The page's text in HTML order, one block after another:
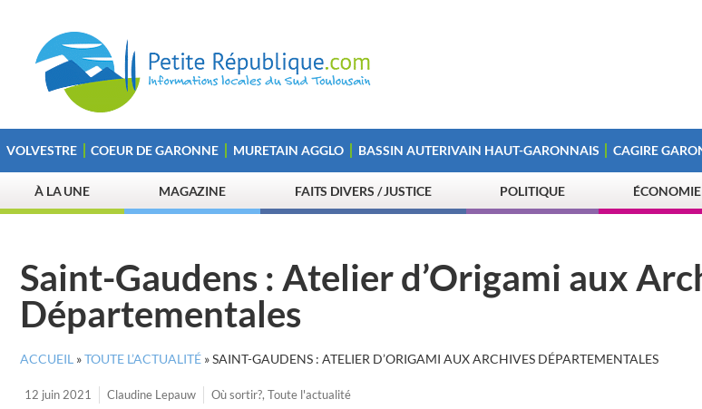
VOLVESTRE COEUR DE GARONNE MURETAIN AGGLO BASSIN AUTERIVAIN HAUT-GARONNAIS CAGIRE
À LA UNE MAGAZINE FAITS DIVERS / JUSTICE POLITIQUE ÉCONOMIE
Saint-Gaudens : Atelier d’Origami aux
Départementales
ACCUEIL »TOUTE L’ACTUALITÉ »SAINT-GAUDENS : ATELIER D’ORIGAMI AUX ARCHIVES DÉPARTEMENTALES
12 juin 2021 Claudine Lepauw Où sortir?, Toute l'actualité